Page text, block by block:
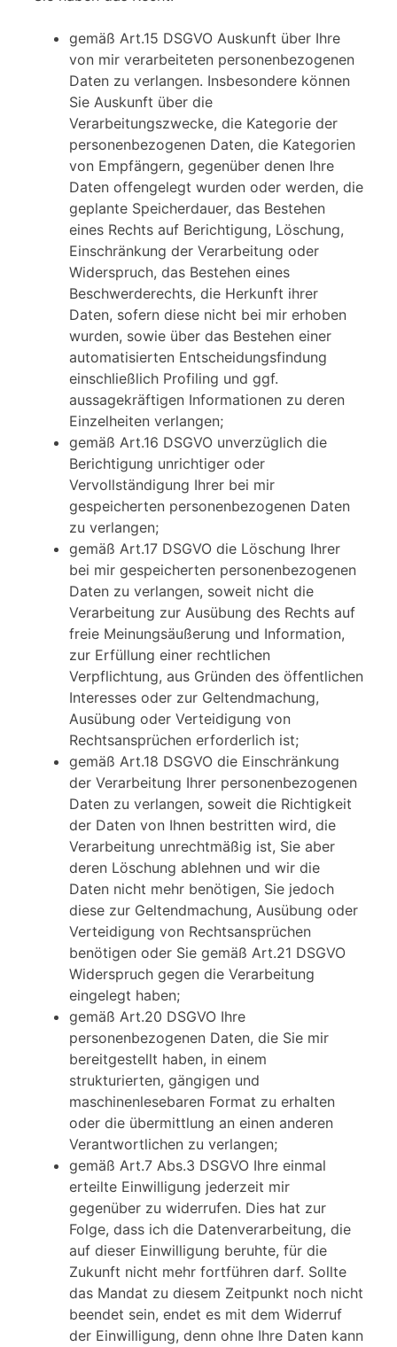
gemäß Art.15 DSGVO Auskunft über Ihre
von mir verarbeiteten personenbezogenen
Daten zu verlangen. Insbesondere können
Sie Auskunft über die
Verarbeitungszwecke, die Kategorie der
personenbezogenen Daten, die Kategorien
von Empfängern, gegenüber denen Ihre
Daten offengelegt wurden oder werden, die
geplante Speicherdauer, das Bestehen
eines Rechts auf Berichtigung, Löschung,
Einschränkung der Verarbeitung oder
Widerspruch, das Bestehen eines
Beschwerderechts, die Herkunft ihrer
Daten, sofern diese nicht bei mir erhoben
wurden, sowie über das Bestehen einer
automatisierten Entscheidungsfindung
einschließlich Profiling und ggf.
aussagekräftigen Informationen zu deren
Einzelheiten verlangen;
gemäß Art.16 DSGVO unverzüglich die
Berichtigung unrichtiger oder
Vervollständigung Ihrer bei mir
gespeicherten personenbezogenen Daten
zu verlangen;
gemäß Art.17 DSGVO die Löschung Ihrer
bei mir gespeicherten personenbezogenen
Daten zu verlangen, soweit nicht die
Verarbeitung zur Ausübung des Rechts auf
freie Meinungsäußerung und Information,
zur Erfüllung einer rechtlichen
Verpflichtung, aus Gründen des öffentlichen
Interesses oder zur Geltendmachung,
Ausübung oder Verteidigung von
Rechtsansprüchen erforderlich ist;
gemäß Art.18 DSGVO die Einschränkung
der Verarbeitung Ihrer personenbezogenen
Daten zu verlangen, soweit die Richtigkeit
der Daten von Ihnen bestritten wird, die
Verarbeitung unrechtmäßig ist, Sie aber
deren Löschung ablehnen und wir die
Daten nicht mehr benötigen, Sie jedoch
diese zur Geltendmachung, Ausübung oder
Verteidigung von Rechtsansprüchen
benötigen oder Sie gemäß Art.21 DSGVO
Widerspruch gegen die Verarbeitung
eingelegt haben;
gemäß Art.20 DSGVO Ihre
personenbezogenen Daten, die Sie mir
bereitgestellt haben, in einem
strukturierten, gängigen und
maschinenlesebaren Format zu erhalten
oder die übermittlung an einen anderen
Verantwortlichen zu verlangen;
gemäß Art.7 Abs.3 DSGVO Ihre einmal
erteilte Einwilligung jederzeit mir
gegenüber zu widerrufen. Dies hat zur
Folge, dass ich die Datenverarbeitung, die
auf dieser Einwilligung beruhte, für die
Zukunft nicht mehr fortführen darf. Sollte
das Mandat zu diesem Zeitpunkt noch nicht
beendet sein, endet es mit dem Widerruf
der Einwilligung, denn ohne Ihre Daten kann